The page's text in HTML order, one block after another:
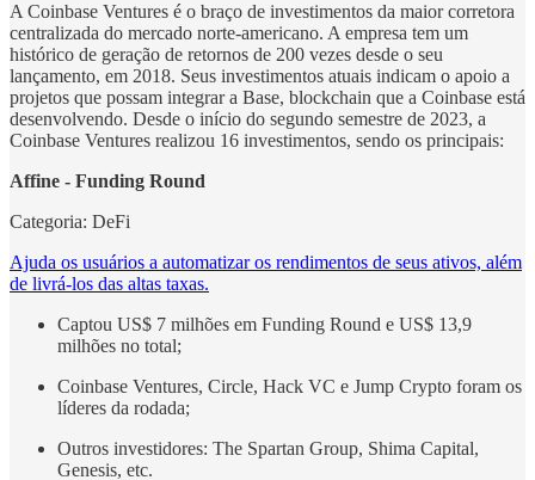
A Coinbase Ventures é o braço de investimentos da maior corretora
centralizada do mercado norte-americano. A empresa tem um
histórico de geração de retornos de 200 vezes desde o seu
lançamento, em 2018. Seus investimentos atuais indicam o apoio a
projetos que possam integrar a Base, blockchain que a Coinbase está
desenvolvendo. Desde o início do segundo semestre de 2023, a
Coinbase Ventures realizou 16 investimentos, sendo os principais:
Affine - Funding Round
Categoria: DeFi
Ajuda os usuários a automatizar os rendimentos de seus ativos, além
de livrá-los das altas taxas.
Captou US$ 7 milhões em Funding Round e US$ 13,9
milhões no total;
Coinbase Ventures, Circle, Hack VC e Jump Crypto foram os
líderes da rodada;
Outros investidores: The Spartan Group, Shima Capital,
Genesis, etc.